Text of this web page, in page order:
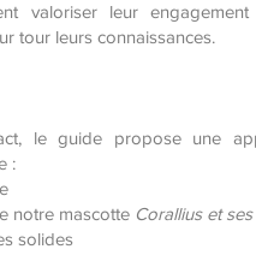
valoriser leur
tour leurs connaissances.
le guide propose une
:
notre mascotte Corallius et
solides